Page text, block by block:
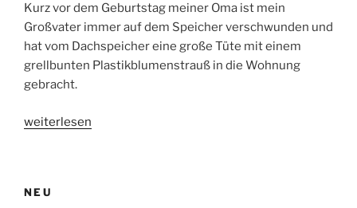
Kurz vor dem Geburtstag meiner Oma ist mein
Großvater immer auf dem Speicher verschwunden und
hat vom Dachspeicher eine große Tüte mit einem
grellbunten Plastikblumenstrauß in die Wohnung
gebracht.
„Warum
Geburtstag
weiterlesen
NEU